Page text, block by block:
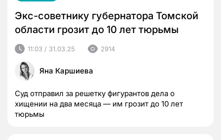
Экс-советнику губернатора Томской
области грозит до 10 лет тюрьмы
11:03 / 31.03.25 2914
Яна Каршиева
Суд отправил за решетку фигурантов дела о
хищении на два месяца — им грозит до 10 лет
тюрьмы